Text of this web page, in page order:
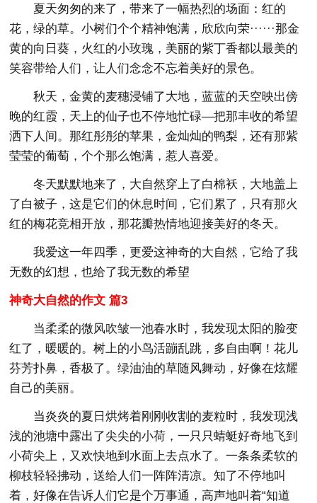
夏天匆匆的来了，带来了一幅热烈的场面：红的
花，绿的草。小树们个个精神饱满，欣欣向荣······那金
黄的向日葵，火红的小玫瑰，美丽的紫丁香都以最美的
笑容带给人们，让人们念念不忘着美好的景色。
秋天，金黄的麦穗浸铺了大地，蓝蓝的天空映出傍
晚的红霞，天上的仙子也不停地忙碌—把那丰收的希望
洒下人间。那红彤彤的苹果，金灿灿的鸭梨，还有那紫
莹莹的葡萄，个个那么饱满，惹人喜爱。
冬天默默地来了，大自然穿上了白棉袄，大地盖上
了白被子，这是它们的休息时间，它们累了，只有那火
红的梅花竞相开放，那花瓣热情地迎接美好的冬天。
我爱这一年四季，更爱这神奇的大自然，它给了我
无数的幻想，也给了我无数的希望
神奇大自然的作文 篇3
当柔柔的微风吹皱一池春水时，我发现太阳的脸变
红了，暖暖的。树上的小鸟活蹦乱跳，多自由啊！花儿
芬芳扑鼻，香极了。绿油油的草随风舞动，好像在炫耀
自己的美丽。
当炎炎的夏日烘烤着刚刚收割的麦粒时，我发现浅
浅的池塘中露出了尖尖的小荷，一只只蜻蜓好奇地飞到
小荷尖上，又欢快地到水面上去点水了。一条条柔软的
柳枝轻轻拂动，送给人们一阵阵清凉。知了不停地叫
着，好像在告诉人们它是个万事通，高声地叫着“知道